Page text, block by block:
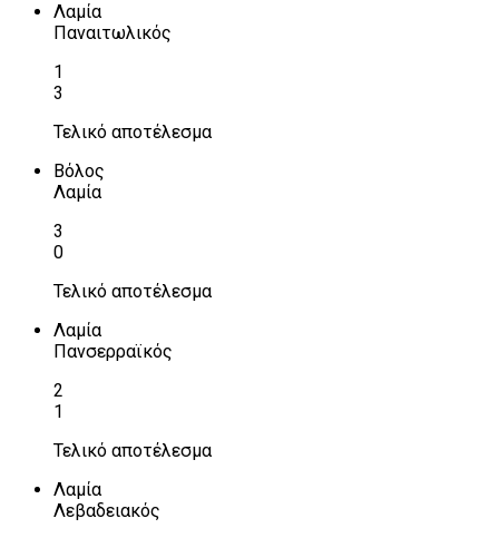
Λαμία
Παναιτωλικός
1
3
Τελικό αποτέλεσμα
Βόλος
Λαμία
3
0
Τελικό αποτέλεσμα
Λαμία
Πανσερραϊκός
2
1
Τελικό αποτέλεσμα
Λαμία
Λεβαδειακός